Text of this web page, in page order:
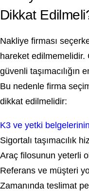
Dikkat
Nakliye firması
hareket
güvenli taşımacılığın
Bu nedenle firma
dikkat edilmelidir:
K3 ve yetki
Sigortalı taşımacılık
Araç filosunun yeterli
Referans ve müşteri
Zamanında teslimat